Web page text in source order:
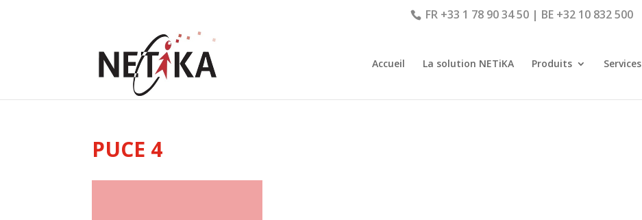
FR +33 1 78 90 34 50 | BE +32 10 832 500
Accueil La solution NETiKA Produits Services
PUCE 4